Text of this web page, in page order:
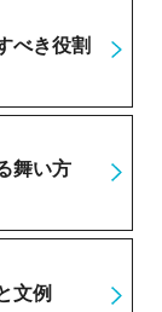
べき役割
舞い方
文例